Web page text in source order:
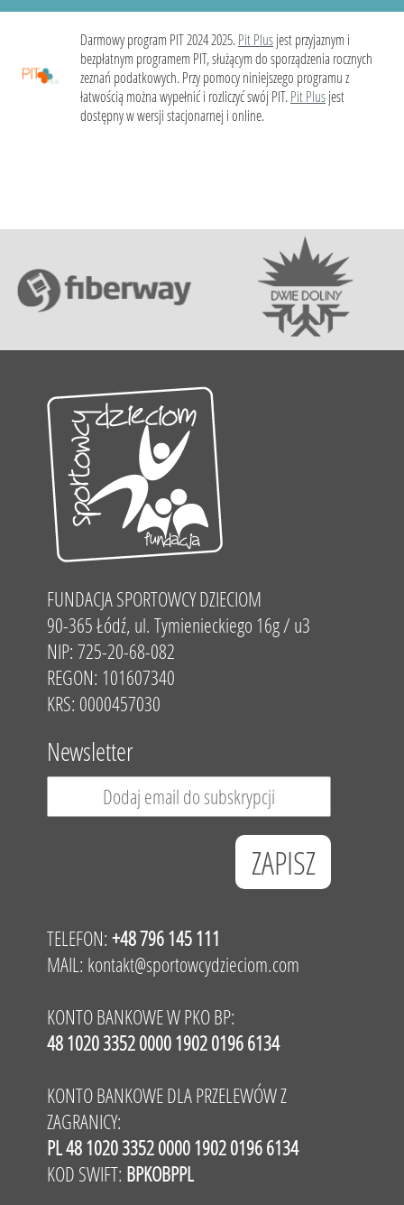
Darmowy program PIT 2024 2025.Pit Plusjest przyjaznym i
bezpłatnym programem PIT, służącym do sporządzenia rocznych
zeznań podatkowych. Przy pomocy niniejszego programu z
łatwością można wypełnić i rozliczyć swój PIT.Pit Plusjest
dostępny w wersji stacjonarnej i online.
FUNDACJA SPORTOWCY DZIECIOM
90-365 Łódź, ul. Tymienieckiego 16g / u3
NIP: 725-20-68-082
REGON: 101607340
KRS: 0000457030
Newsletter
TELEFON: +48 796 145 111
MAIL: kontakt@sportowcydzieciom.com
KONTO BANKOWE W PKO BP:
48 1020 3352 0000 1902 0196 6134
KONTO BANKOWE DLA PRZELEWÓW Z
ZAGRANICY:
PL 48 1020 3352 0000 1902 0196 6134
KOD SWIFT: BPKOBPPL